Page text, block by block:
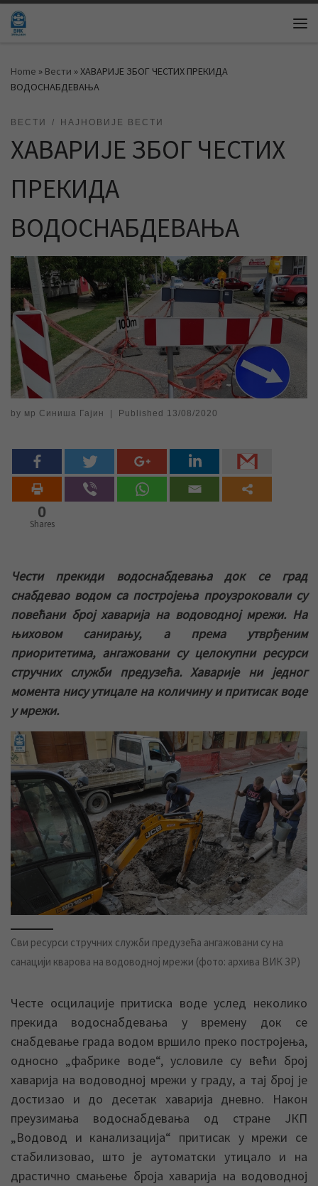
Skip to content
Home » Вести »ХАВАРИЈЕ ЗБОГ ЧЕСТИХ ПРЕКИДА
ВОДОСНАБДЕВАЊА
ВЕСТИ НАЈНОВИЈЕ ВЕСТИ
ХАВАРИЈЕ ЗБОГ ЧЕСТИХ
ПРЕКИДА
ВОДОСНАБДЕВАЊА
by мр Синиша Гајин Published 13/08/2020
0
Shares
Чести прекиди водоснабдевања док се град
снабдевао водом са постројења проузроковали су
повећани број хаварија на водоводној мрежи. На
њиховом санирању, а према утврђеним
приоритетима, ангажовани су целокупни ресурси
стручних служби предузећа. Хаварије ни једног
момента нису утицале на количину и притисак воде
у мрежи.
Сви ресурси стручних служби предузећа ангажовани су на
санацији кварова на водоводној мрежи (фото: архива ВИК ЗР)
Честе осцилације притиска воде услед неколико
прекида водоснабдевања у времену док се
снабдевање града водом вршило преко постројења,
односно „фабрике воде“, условиле су већи број
хаварија на водоводној мрежи у граду, а тај број је
достизао и до десетак хаварија дневно. Након
преузимања водоснабдевања од стране ЈКП
„Водовод и канализација“ притисак у мрежи се
стабилизовао, што је аутоматски утицало и на
драстично смањење броја хаварија на водоводној